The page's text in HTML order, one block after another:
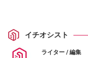
イチオシスト
ライター / 編集